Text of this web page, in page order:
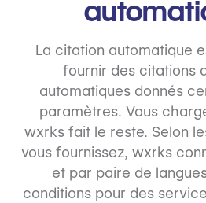
La citation automatique
fournir des citations
automatiques donnés
paramètres. Vous
wxrks fait le reste. Selon
vous fournissez, wxrks
et par paire de
conditions pour des